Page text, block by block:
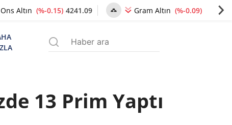
Ons Altın (%-0.15) 4241.09 Gram Altın (%-0.09) 6490.07
13 Prim Yaptı